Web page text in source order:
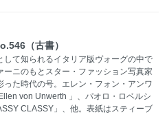
（古書）
て知られるイタリア版ヴォーグの中で
ニのもとスター・ファッション写真家
た時代の号。エレン・フォン・アンワ
von Unwerth 」、パオロ・ロベルシ
CLASSY」、他。表紙はスティーブ